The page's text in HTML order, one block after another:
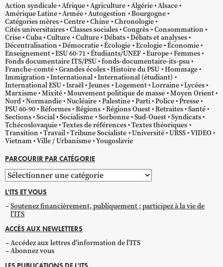
Action syndicale Afrique Agriculture Algérie Alsace
Amérique Latine Armée Autogestion
Bourgogne
Catégories mères Centre Chine Chronologie
Cités universitaires Classes sociales Congrès Consommation
Crise Cuba Culture Culture Débats Débats et analyses
Décentralisation Démocratie Écologie Ecologie Économie
Enseignement ESU 60-71 Étudiants/UNEF Europe Femmes
Fonds documentaire ITS/PSU fonds-documentaire-its-psu
Franche-comté Grandes écoles Histoire du PSU Hommage
Immigration International International (étudiant)
International ESU Israël Jeunes Logement Lorraine Lycées
Marxisme Mixité Mouvement politique de masse Moyen Orient
Nord Normandie Nucléaire Palestine Parti Police Presse
PSU 60-90 Réformes Régions Régions Ouest Retraites Santé
Sections Social Socialisme Sorbonne Sud-Ouest Syndicats
Tchécoslovaquie Textes de références Textes théoriques
Transition Travail Tribune Socialiste Université URSS VIDEO
Vietnam Ville / Urbanisme Yougoslavie
PARCOURIR PAR CATÉGORIE
Parcourir
par
catégorie
L'ITS ET VOUS
Soutenez financièrement, publiquement ; participez à la vie de
l'ITS
ACCÈS AUX NEWLETTERS
Accédez aux lettres d'information de l'ITS
Abonnez vous